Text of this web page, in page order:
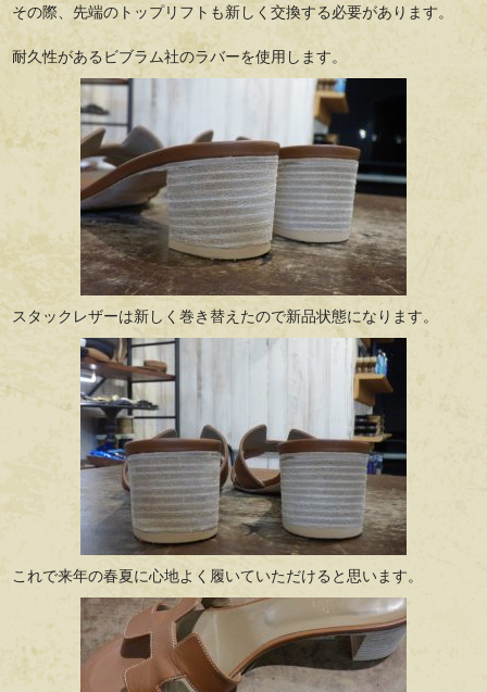
その際、先端のトップリフトも新しく交換する必要があります。
耐久性があるビブラム社のラバーを使用します。
スタックレザーは新しく巻き替えたので新品状態になります。
これで来年の春夏に心地よく履いていただけると思います。